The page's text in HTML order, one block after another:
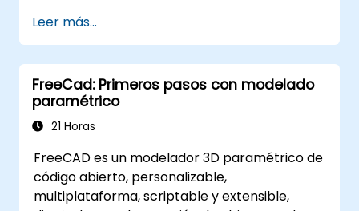
Introducción al modelado y la animación
no destructiva.
Exportar modelos y activos 3D a un motor
de videojuegos, una impresora 3D u otro
software.
Leer más...
FreeCad: Primeros pasos con modelado
paramétrico
21 Horas
FreeCAD es un modelador 3D paramétrico de
código abierto, personalizable,
multiplataforma, scriptable y extensible,